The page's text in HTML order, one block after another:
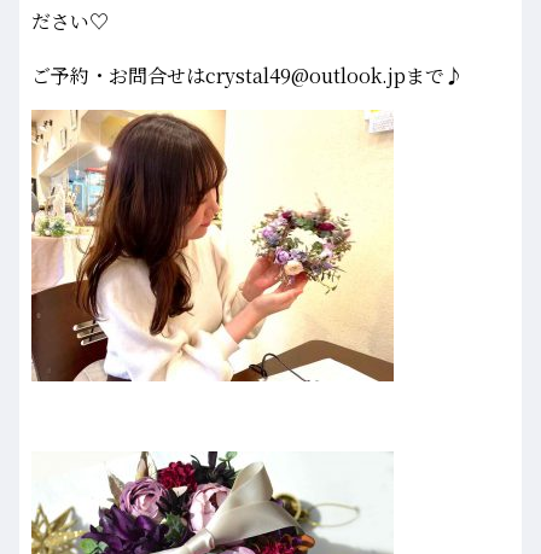
ださい♡
ご予約・お問合せはcrystal49@outlook.jpまで♪